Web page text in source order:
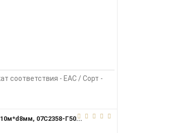
соответствия - EAC / Сорт -
07С2358-Г50...